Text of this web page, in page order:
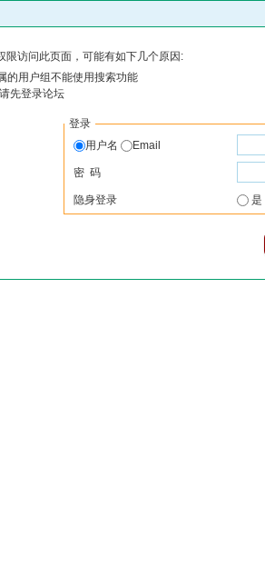
限访问此页面，可能有如下几个原因:
的用户组不能使用搜索功能
先登录论坛
登录
用户名
Email
密 码
隐身登录